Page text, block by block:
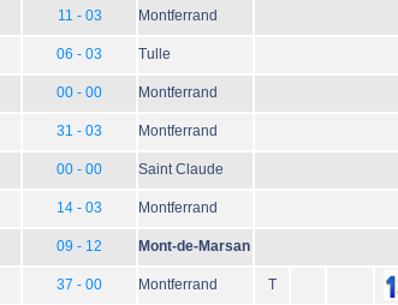
11 - 03 Montferrand
06 - 03 Tulle
00 - 00 Montferrand
31 - 03 Montferrand
00 - 00 Saint Claude
14 - 03 Montferrand
09 - 12 Mont-de-Marsan
37 - 00 Montferrand T